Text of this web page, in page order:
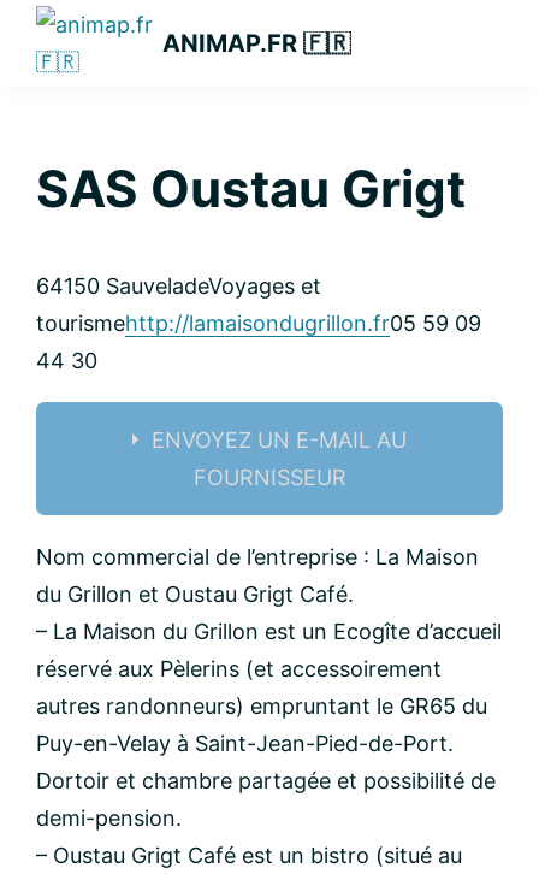
Passer
principale
Passer
Passer
latérale
principale
ANIMAP.FR 🇫🇷
SAS Oustau Grigt
64150 SauveladeVoyages et
tourismehttp://lamaisondugrillon.fr05 59 09
44 30
ENVOYEZ UN E-MAIL AU
FOURNISSEUR
email:
Message:
Nom commercial de l’entreprise : La Maison
du Grillon et Oustau Grigt Café.
– La Maison du Grillon est un Ecogîte d’accueil
réservé aux Pèlerins (et accessoirement
autres randonneurs) empruntant le GR65 du
Puy-en-Velay à Saint-Jean-Pied-de-Port.
Dortoir et chambre partagée et possibilité de
demi-pension.
– Oustau Grigt Café est un bistro (situé au